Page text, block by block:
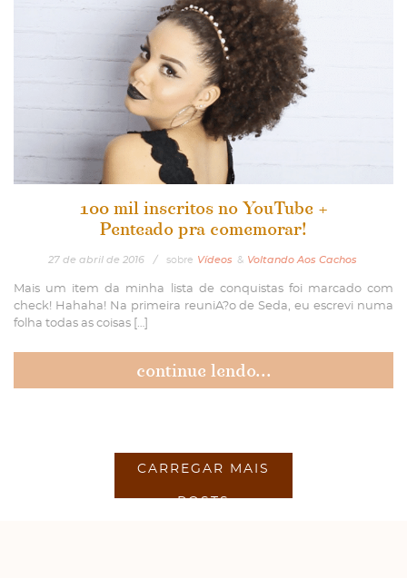
100 mil inscritos no YouTube +
Penteado pra comemorar!
27 de abril de 2016 / sobre Vídeos & Voltando Aos Cachos
Mais um item da minha lista de conquistas foi marcado com
check! Hahaha! Na primeira reuniA?o de Seda, eu escrevi numa
folha todas as coisas […]
continue lendo...
CARREGAR MAIS
POSTS